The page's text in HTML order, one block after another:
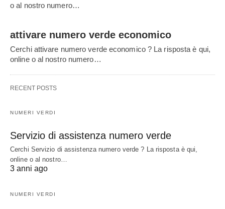
o al nostro numero…
attivare numero verde economico
Cerchi attivare numero verde economico ? La risposta è qui,
online o al nostro numero…
RECENT POSTS
NUMERI VERDI
Servizio di assistenza numero verde
Cerchi Servizio di assistenza numero verde ? La risposta è qui,
online o al nostro…
3 anni ago
NUMERI VERDI